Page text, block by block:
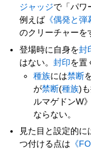
ジャッジで「パワ
例えば《偶発と弾
のクリーチャーを
登場時に自身を封
はない。封印を置
種族には禁断
が禁断(種族)
ルマゲドンW
ならない。
見た目と設定的に
つ付ける点は 《